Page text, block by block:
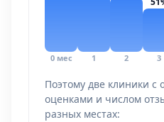
0 мес 1 2 3
Поэтому две клиники с
оценками и числом
разных местах: